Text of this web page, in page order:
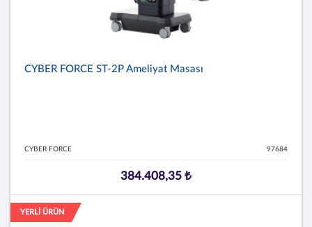
CYBER FORCE ST-2P Ameliyat Masası
CYBER FORCE 97684
384.408,35 ₺
YERLİ ÜRÜN